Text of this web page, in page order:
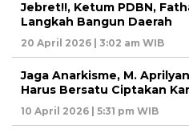
Jebret!!, Ketum PDBN,
Langkah Bangun Daerah
20 April 2026 | 3:02 am WIB
Jaga Anarkisme, M.
Harus Bersatu Ciptakan
10 April 2026 | 5:31 pm WIB